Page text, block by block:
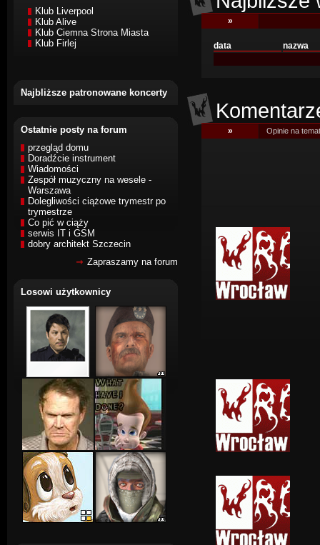
Klub Liverpool
Klub Alive
Klub Ciemna Strona Miasta
Klub Firlej
Najbliższe patronowane koncerty
Ostatnie posty na forum
przegląd domu
Doradźcie instrument
Wiadomości
Zespół muzyczny na wesele -
Warszawa
Dolegliwości ciążowe trymestr po
trymestrze
Co pić w ciąży
serwis IT i GSM
dobry architekt Szczecin
Zapraszamy na forum
Losowi użytkownicy
»
data nazwa
» Opinie na